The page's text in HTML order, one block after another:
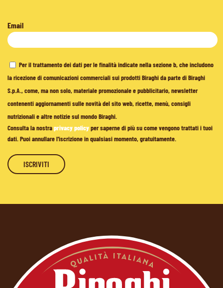
Email
Per il trattamento dei dati per le finalità indicate nella sezione b, che includono
la ricezione di comunicazioni commerciali sui prodotti Biraghi da parte di Biraghi
S.p.A., come, ma non solo, materiale promozionale e pubblicitario, newsletter
contenenti aggiornamenti sulle novità del sito web, ricette, menù, consigli
nutrizionali e altre notizie sul mondo Biraghi.
Consulta la nostraprivacy policyper saperne di più su come vengono trattati i tuoi
dati. Puoi annullare l'iscrizione in qualsiasi momento, gratuitamente.